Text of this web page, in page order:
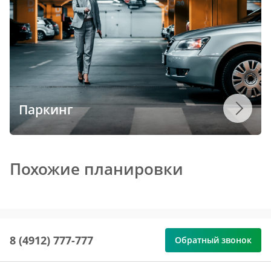
Паркинг
Похожие планировки
8 (4912) 777-777 Обратный звонок